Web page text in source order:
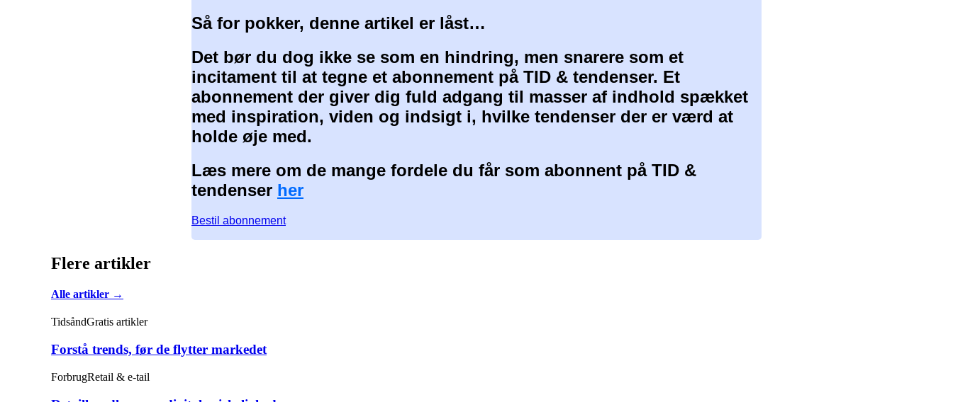
Så for pokker, denne artikel er låst…
Det bør du dog ikke se som en hindring, men snarere som et
incitament til at tegne et abonnement på TID & tendenser. Et
abonnement der giver dig fuld adgang til masser af indhold spækket
med inspiration, viden og indsigt i, hvilke tendenser der er værd at
holde øje med.
Læs mere om de mange fordele du får som abonnent på TID &
tendenser her
Bestil abonnement
Flere artikler
Alle artikler →
TidsåndGratis artikler
Forstå trends, før de flytter markedet
ForbrugRetail & e-tail